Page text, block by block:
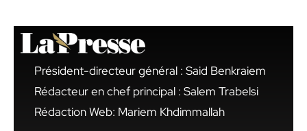
Président-directeur général : Said Benkraiem
Rédacteur en chef principal : Salem Trabelsi
Rédaction Web: Mariem Khdimmallah